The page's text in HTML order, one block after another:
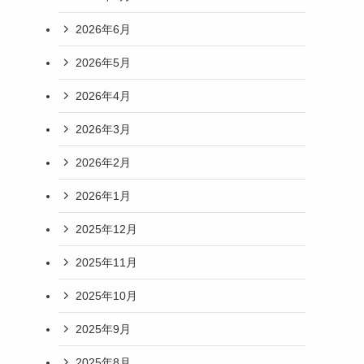
2026年6月
2026年5月
2026年4月
2026年3月
2026年2月
2026年1月
2025年12月
2025年11月
2025年10月
2025年9月